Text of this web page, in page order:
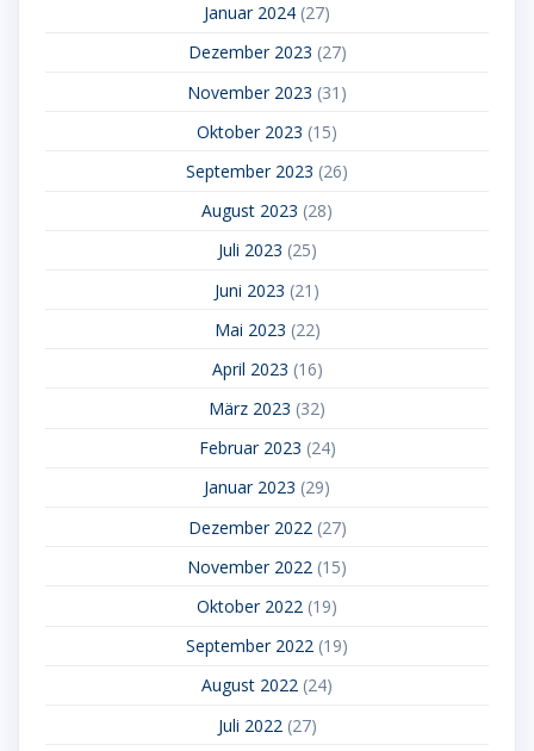
Januar 2024 (27)
Dezember 2023 (27)
November 2023 (31)
Oktober 2023 (15)
September 2023 (26)
August 2023 (28)
Juli 2023 (25)
Juni 2023 (21)
Mai 2023 (22)
April 2023 (16)
März 2023 (32)
Februar 2023 (24)
Januar 2023 (29)
Dezember 2022 (27)
November 2022 (15)
Oktober 2022 (19)
September 2022 (19)
August 2022 (24)
Juli 2022 (27)